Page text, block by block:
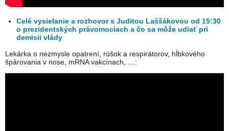
Celé vysielanie a rozhovor s Juditou Laššákovou od 15:30
o prezidentských právomociach a čo sa môže udiať pri
demisii vlády
Lekárka o nezmysle opatrení, rúšok a respirátorov, hĺbkového
špárovania v nose, mRNA vakcínach, …: